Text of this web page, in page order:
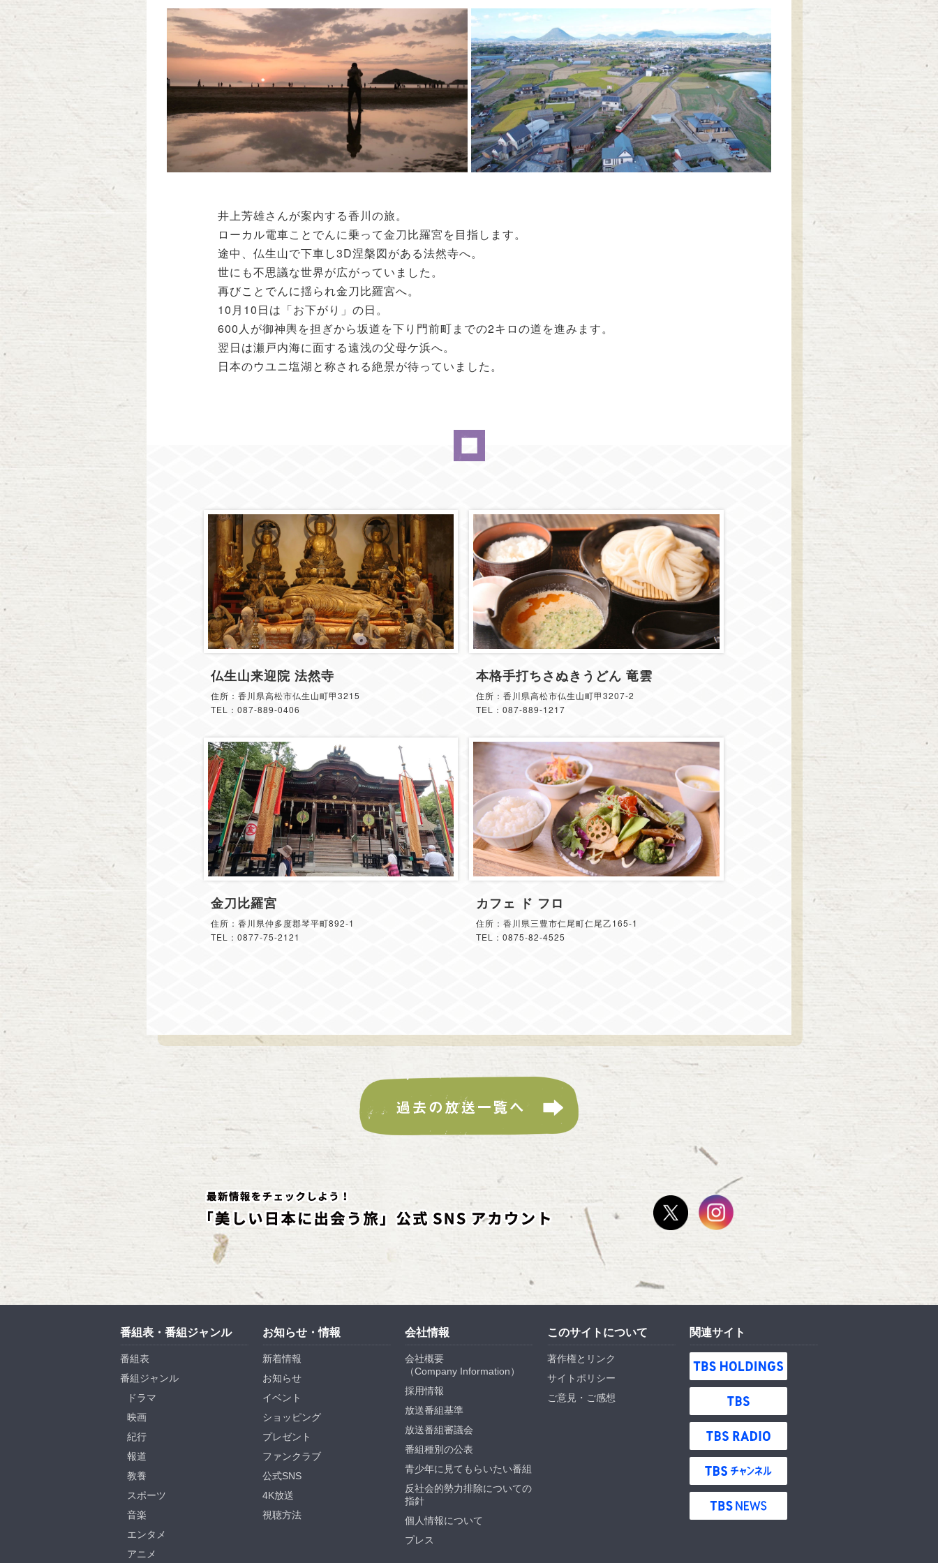
井上芳雄さんが案内する香川の旅。
ローカル電車ことでんに乗って金刀比羅宮を目指します。
途中、仏生山で下車し3D涅槃図がある法然寺へ。
世にも不思議な世界が広がっていました。
再びことでんに揺られ金刀比羅宮へ。
10月10日は「お下がり」の日。
600人が御神輿を担ぎから坂道を下り門前町までの2キロの道を進みます。
翌日は瀬戸内海に面する遠浅の父母ケ浜へ。
日本のウユニ塩湖と称される絶景が待っていました。
仏生山来迎院 法然寺
住所：香川県高松市仏生山町甲3215
TEL：087-889-0406
本格手打ちさぬきうどん 竜雲
住所：香川県高松市仏生山町甲3207-2
TEL：087-889-1217
金刀比羅宮
住所：香川県仲多度郡琴平町892-1
TEL：0877-75-2121
カフェ ド フロ
住所：香川県三豊市仁尾町仁尾乙165-1
TEL：0875-82-4525
番組表・番組ジャンル
番組表
番組ジャンル
ドラマ
映画
紀行
報道
教養
スポーツ
音楽
エンタメ
アニメ
お知らせ・情報
新着情報
お知らせ
イベント
ショッピング
プレゼント
ファンクラブ
公式SNS
4K放送
視聴方法
会社情報
会社概要
（Company Information）
採用情報
放送番組基準
放送番組審議会
番組種別の公表
青少年に見てもらいたい番組
反社会的勢力排除についての
指針
個人情報について
プレス
このサイトについて
著作権とリンク
サイトポリシー
ご意見・ご感想
関連サイト